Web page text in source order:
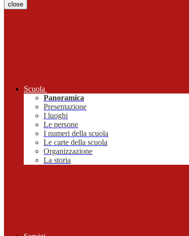
close
Scuola
Panoramica
Presentazione
I luoghi
Le persone
I numeri della scuola
Le carte della scuola
Organizzazione
La storia